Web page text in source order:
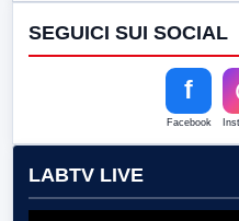
SEGUICI SUI SOCIAL
f
Facebook
LABTV LIVE